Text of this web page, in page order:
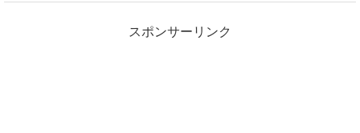
スポンサーリンク